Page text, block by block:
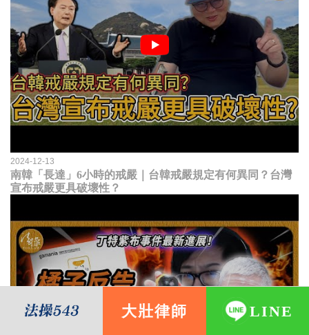
2024-12-13
南韓「長達」6小時的戒嚴｜台韓戒嚴規定有何異同？台灣
宣布戒嚴更具破壞性？
大壯律師 LINE